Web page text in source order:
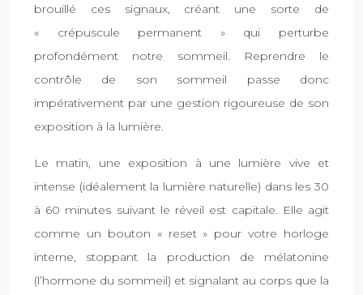
brouillé ces signaux, créant une sorte de
« crépuscule permanent » qui perturbe
profondément notre sommeil. Reprendre le
contrôle de son sommeil passe donc
impérativement par une gestion rigoureuse de son
exposition à la lumière.
Le matin, une exposition à une lumière vive et
intense (idéalement la lumière naturelle) dans les 30
à 60 minutes suivant le réveil est capitale. Elle agit
comme un bouton « reset » pour votre horloge
interne, stoppant la production de mélatonine
(l’hormone du sommeil) et signalant au corps que la